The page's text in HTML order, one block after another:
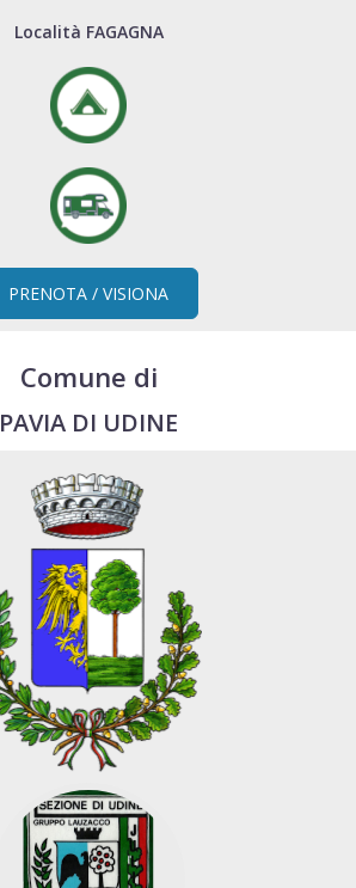
Località FAGAGNA
PRENOTA / VISIONA
Comune di
PAVIA DI UDINE